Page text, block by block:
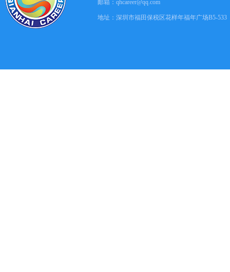
邮箱： qhcareer@qq.com
地址：深圳市福田保税区花样年福年广场B5-533